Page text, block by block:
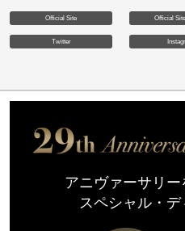
Official Site Official
Twitter
アニヴァーサリー
スペシャル・